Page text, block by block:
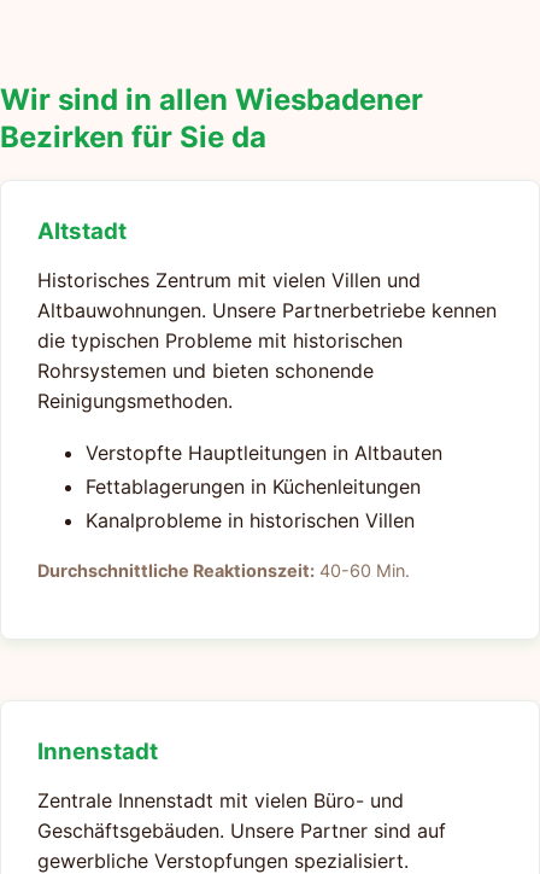
Wir sind in allen Wiesbadener
Bezirken für Sie da
Altstadt
Historisches Zentrum mit vielen Villen und
Altbauwohnungen. Unsere Partnerbetriebe kennen
die typischen Probleme mit historischen
Rohrsystemen und bieten schonende
Reinigungsmethoden.
Verstopfte Hauptleitungen in Altbauten
Fettablagerungen in Küchenleitungen
Kanalprobleme in historischen Villen
Durchschnittliche Reaktionszeit: 40-60 Min.
Innenstadt
Zentrale Innenstadt mit vielen Büro- und
Geschäftsgebäuden. Unsere Partner sind auf
gewerbliche Verstopfungen spezialisiert.